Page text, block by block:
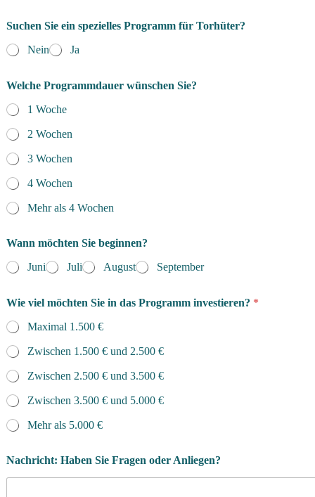
Suchen Sie ein spezielles Programm für Torhüter?
Nein
Ja
Welche Programmdauer wünschen Sie?
1 Woche
2 Wochen
3 Wochen
4 Wochen
Mehr als 4 Wochen
Wann möchten Sie beginnen?
Juni
Juli August September
Wie viel möchten Sie in das Programm investieren? *
Maximal 1.500 €
Zwischen 1.500 € und 2.500 €
Zwischen 2.500 € und 3.500 €
Zwischen 3.500 € und 5.000 €
Mehr als 5.000 €
Nachricht: Haben Sie Fragen oder Anliegen?